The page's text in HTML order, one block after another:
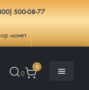
500-08-77
монет
0
0